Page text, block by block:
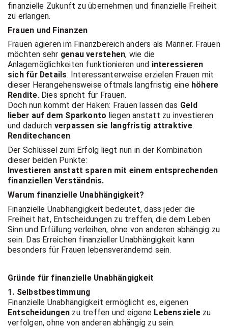
finanzielle Zukunft zu übernehmen und finanzielle Freiheit
zu erlangen.
Frauen und Finanzen
Frauen agieren im Finanzbereich anders als Männer. Frauen
möchten sehr genau verstehen, wie die
Anlagemöglichkeiten funktionieren und interessieren
sich für Details. Interessanterweise erzielen Frauen mit
dieser Herangehensweise oftmals langfristig eine höhere
Rendite. Dies spricht für Frauen.
Doch nun kommt der Haken: Frauen lassen das Geld
lieber auf dem Sparkonto liegen anstatt zu investieren
und dadurch verpassen sie langfristig attraktive
Renditechancen.
Der Schlüssel zum Erfolg liegt nun in der Kombination
dieser beiden Punkte:
Investieren anstatt sparen mit einem entsprechenden
finanziellen Verständnis.
Warum finanzielle Unabhängigkeit?
Finanzielle Unabhängigkeit bedeutet, dass jeder die
Freiheit hat, Entscheidungen zu treffen, die dem Leben
Sinn und Erfüllung verleihen, ohne von anderen abhängig zu
sein. Das Erreichen finanzieller Unabhängigkeit kann
besonders für Frauen lebensverändernd sein.
Gründe für finanzielle Unabhängigkeit
1. Selbstbestimmung
Finanzielle Unabhängigkeit ermöglicht es, eigenen
Entscheidungen zu treffen und eigene Lebenszielezu
verfolgen, ohne von anderen abhängig zu sein.